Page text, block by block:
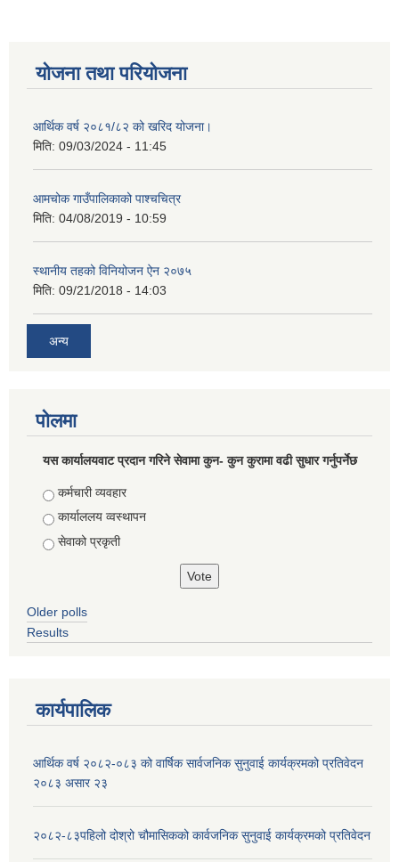
योजना तथा परियोजना
आर्थिक वर्ष २०८१/८२ को खरिद योजना।
मिति: 09/03/2024 - 11:45
आमचोक गाउँपालिकाको पाश्चचित्र
मिति: 04/08/2019 - 10:59
स्थानीय तहको विनियोजन ऐन २०७५
मिति: 09/21/2018 - 14:03
अन्य
पोलमा
यस कार्यालयवाट प्रदान गरिने सेवामा कुन- कुन कुरामा वढी सुधार गर्नुपर्नेछ
Choices
कर्मचारी व्यवहार
कार्याललय व्वस्थापन
सेवाको प्रकृती
Older polls
Results
कार्यपालिक
आर्थिक वर्ष २०८२-०८३ को वार्षिक सार्वजनिक सुनुवाई कार्यक्रमको प्रतिवेदन
२०८३ असार २३
२०८२-८३पहिलो दोश्रो चौमासिकको कार्वजनिक सुनुवाई कार्यक्रमको प्रतिवेदन